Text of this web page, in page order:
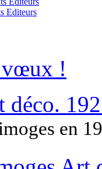
vœux !
en